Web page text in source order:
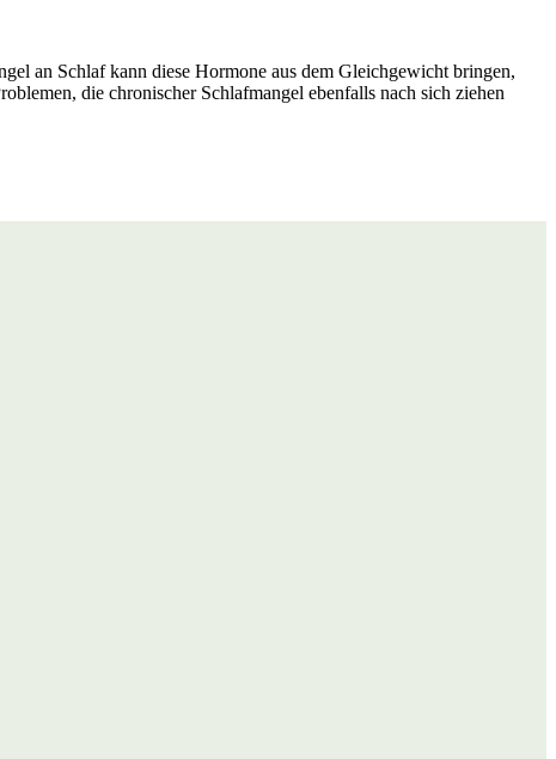
an Schlaf kann diese Hormone aus dem Gleichgewicht bringen,
die chronischer Schlafmangel ebenfalls nach sich ziehen